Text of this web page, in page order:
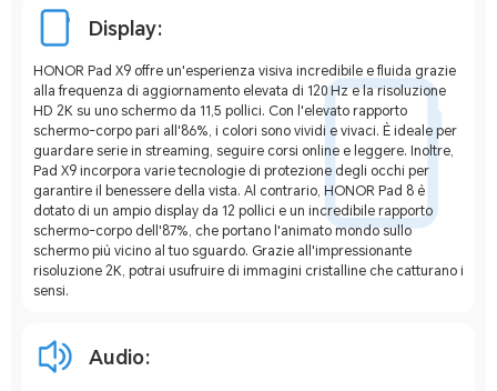
Display:
HONOR Pad X9 offre un'esperienza visiva incredibile e fluida grazie
alla frequenza di aggiornamento elevata di 120 Hz e la risoluzione
HD 2K su uno schermo da 11,5 pollici. Con l'elevato rapporto
schermo-corpo pari all'86%, i colori sono vividi e vivaci. È ideale per
guardare serie in streaming, seguire corsi online e leggere. Inoltre,
Pad X9 incorpora varie tecnologie di protezione degli occhi per
garantire il benessere della vista. Al contrario, HONOR Pad 8 è
dotato di un ampio display da 12 pollici e un incredibile rapporto
schermo-corpo dell'87%, che portano l'animato mondo sullo
schermo più vicino al tuo sguardo. Grazie all'impressionante
risoluzione 2K, potrai usufruire di immagini cristalline che catturano i
sensi.
Audio: